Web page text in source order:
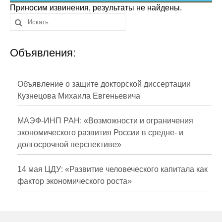
Сотрудники
Отчетность
Противодействие коррупции
Публикации
Научная жизнь
Издания
Проблемы прогнозирования
О журнале
Приносим извинения, результаты не найдены.
Объявления:
Объявление о защите докторской диссертации
Кузнецова Михаила Евгеньевича
МАЭФ-ИНП РАН: «Возможности и ограничения
экономического развития России в средне- и
долгосрочной перспективе»
14 мая ЦДУ: «Развитие человеческого капитала как
фактор экономического роста»